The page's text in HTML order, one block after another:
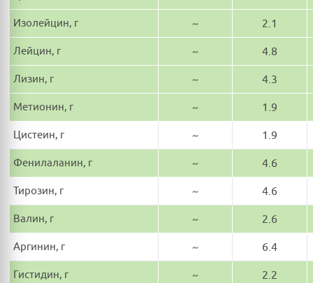
Изолейцин, г ~ 2.1
Лейцин, г ~ 4.8
Лизин, г ~ 4.3
Метионин, г ~ 1.9
Цистеин, г ~ 1.9
Фенилаланин, г ~ 4.6
Тирозин, г ~ 4.6
Валин, г ~ 2.6
Аргинин, г ~ 6.4
Гистидин, г ~ 2.2